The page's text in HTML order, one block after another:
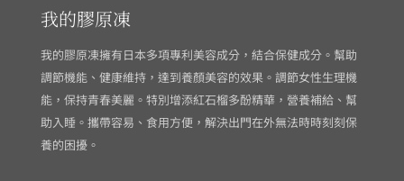
我的膠原凍
我的膠原凍擁有日本多項專利美容成分，結合保健成分。幫助
調節機能、健康維持，達到養顏美容的效果。調節女性生理機
能，保持青春美麗。特別增添紅石榴多酚精華，營養補給、幫
助入睡。攜帶容易、食用方便，解決出門在外無法時時刻刻保
養的困擾。